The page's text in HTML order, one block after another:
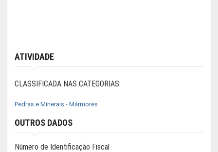
ATIVIDADE
CLASSIFICADA NAS CATEGORIAS:
Pedras e Minerais - Mármores
OUTROS DADOS
Número de Identificação Fiscal